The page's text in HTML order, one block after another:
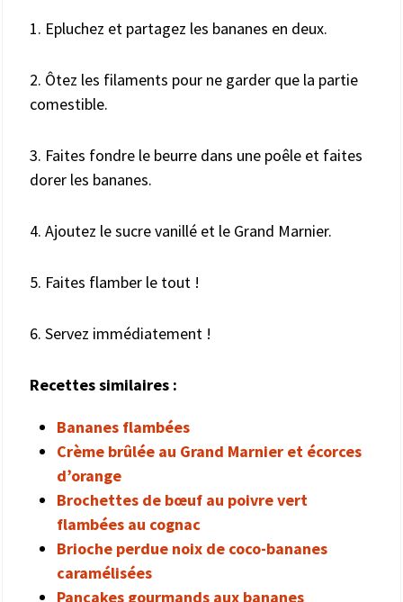
1. Epluchez et partagez les bananes en deux.
2. Ôtez les filaments pour ne garder que la partie
comestible.
3. Faites fondre le beurre dans une poêle et faites
dorer les bananes.
4. Ajoutez le sucre vanillé et le Grand Marnier.
5. Faites flamber le tout !
6. Servez immédiatement !
Recettes similaires :
Bananes flambées
Crème brûlée au Grand Marnier et écorces
d’orange
Brochettes de bœuf au poivre vert
flambées au cognac
Brioche perdue noix de coco-bananes
caramélisées
Pancakes gourmands aux bananes